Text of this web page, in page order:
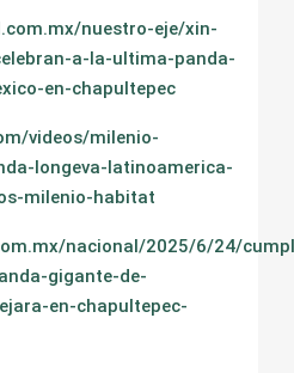
nuestro-eje/xin-
a-la-ultima-panda-
en-chapultepec
videos/milenio-
longeva-latinoamerica-
milenio-habitat
nacional/2025/6/24/
gigante-de-
en-chapultepec-